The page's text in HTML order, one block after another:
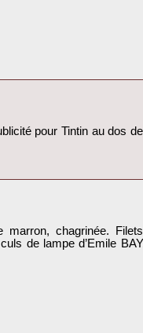
pour Tintin au dos
marron, chagrinée.
de lampe d’Emile